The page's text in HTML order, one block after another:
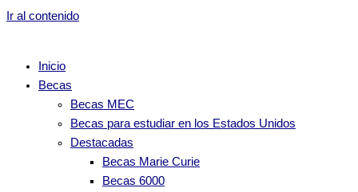
Ir al contenido
Inicio
Becas
Becas MEC
Becas para estudiar en los Estados Unidos
Destacadas
Becas Marie Curie
Becas 6000